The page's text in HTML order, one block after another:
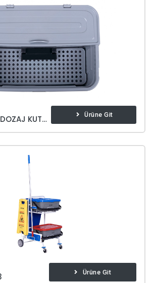
WINGS SISTEM DOZAJ KUTUSU Ürüne Git
Ürüne Git